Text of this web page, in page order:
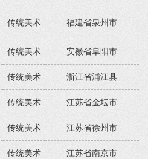
传统美术 福建省泉州市
传统美术 安徽省阜阳市
传统美术 浙江省浦江县
传统美术 江苏省金坛市
传统美术 江苏省徐州市
传统美术 江苏省南京市